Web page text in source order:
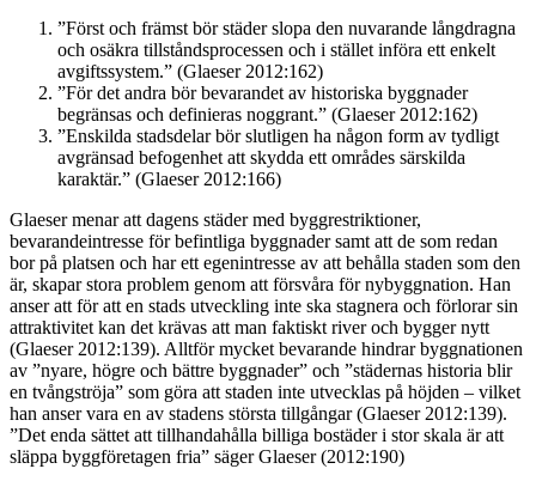
”Först och främst bör städer slopa den nuvarande långdragna
och osäkra tillståndsprocessen och i stället införa ett enkelt
avgiftssystem.” (Glaeser 2012:162)
”För det andra bör bevarandet av historiska byggnader
begränsas och definieras noggrant.” (Glaeser 2012:162)
”Enskilda stadsdelar bör slutligen ha någon form av tydligt
avgränsad befogenhet att skydda ett områdes särskilda
karaktär.” (Glaeser 2012:166)
Glaeser menar att dagens städer med byggrestriktioner,
bevarandeintresse för befintliga byggnader samt att de som redan
bor på platsen och har ett egenintresse av att behålla staden som den
är, skapar stora problem genom att försvåra för nybyggnation. Han
anser att för att en stads utveckling inte ska stagnera och förlorar sin
attraktivitet kan det krävas att man faktiskt river och bygger nytt
(Glaeser 2012:139). Alltför mycket bevarande hindrar byggnationen
av ”nyare, högre och bättre byggnader” och ”städernas historia blir
en tvångströja” som göra att staden inte utvecklas på höjden – vilket
han anser vara en av stadens största tillgångar (Glaeser 2012:139).
”Det enda sättet att tillhandahålla billiga bostäder i stor skala är att
släppa byggföretagen fria” säger Glaeser (2012:190)